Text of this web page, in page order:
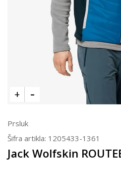
Prsluk
Šifra artikla: 1205433-1361
Jack Wolfskin